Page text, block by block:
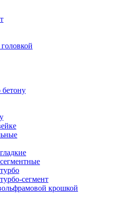
сегмент
крошкой